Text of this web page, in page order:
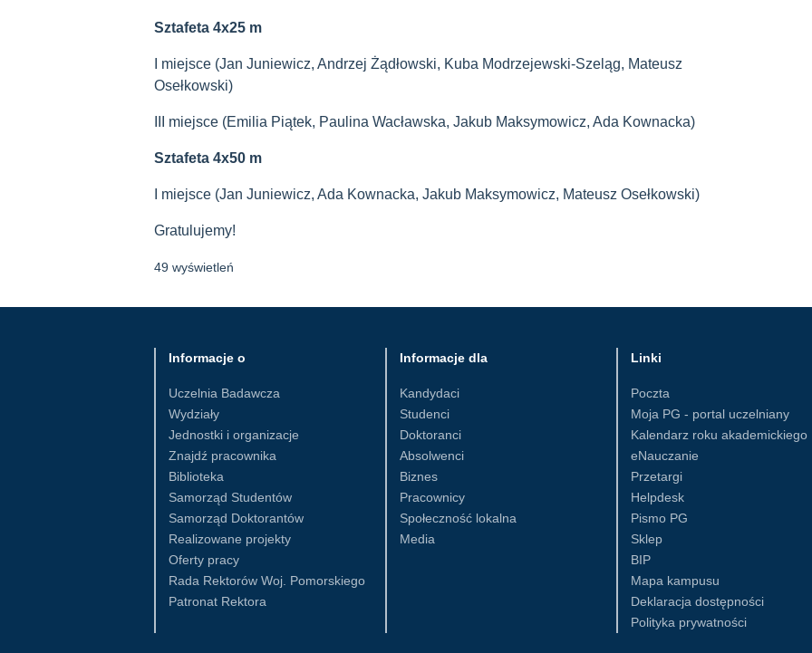
Sztafeta 4x25 m
I miejsce (Jan Juniewicz, Andrzej Żądłowski, Kuba Modrzejewski-Szeląg, Mateusz
Osełkowski)
III miejsce (Emilia Piątek, Paulina Wacławska, Jakub Maksymowicz, Ada Kownacka)
Sztafeta 4x50 m
I miejsce (Jan Juniewicz, Ada Kownacka, Jakub Maksymowicz, Mateusz Osełkowski)
Gratulujemy!
49 wyświetleń
Informacje o
Uczelnia Badawcza
Wydziały
Jednostki i organizacje
Znajdź pracownika
Biblioteka
Samorząd Studentów
Samorząd Doktorantów
Realizowane projekty
Oferty pracy
Rada Rektorów Woj. Pomorskiego
Patronat Rektora
Informacje dla
Kandydaci
Studenci
Doktoranci
Absolwenci
Biznes
Pracownicy
Społeczność lokalna
Media
Linki
Poczta
Moja PG - portal uczelniany
Kalendarz roku akademickiego
eNauczanie
Przetargi
Helpdesk
Pismo PG
Sklep
BIP
Mapa kampusu
Deklaracja dostępności
Polityka prywatności